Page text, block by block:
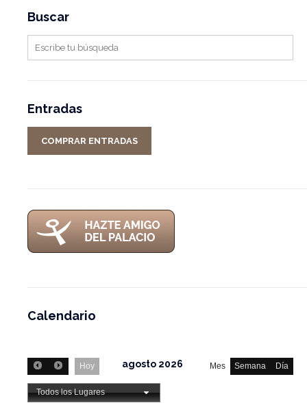
Buscar
Entradas
COMPRAR ENTRADAS
Calendario
Hoy Mes Semana Día
agosto 2026
Todos los Lugares